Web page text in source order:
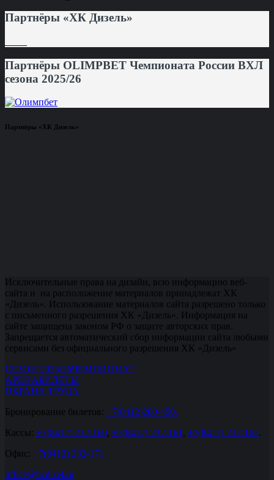
Партнёры «ХК Дизель»
Партнёры OLIMPBET Чемпионата России ВХЛ
сезона 2025/26
Партнёры «ХК Дизель»
Исключительные права на дизайн, всю информацию веб-
сайта и на расположение материалов принадлежат ХК
«Дизель». Использование материалов сайта разрешено только
с письменного разрешения ХК «Дизель». Информация на
сайте защищена законом РФ о защите авторских прав.
Запрещается автоматический сбор информации сайта любыми
сервисами без официального разрешения ХК «Дизель»
СЕЗОН 2025/26ЧЕМПИОНАТ
АРЕНАБИЛЕТЫ
ОХРАНА ТРУДА
Бронирование билетов: +7(8412)200-450.
Кассы: +7(8412) 232-160, +7(8412) 232-161 , +7(8412) 232-162
Офис: +7(8412) 232-171
office@hcdizel.ru